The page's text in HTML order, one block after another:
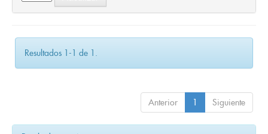
Resultados 1-1 de 1.
Anterior 1 Siguiente